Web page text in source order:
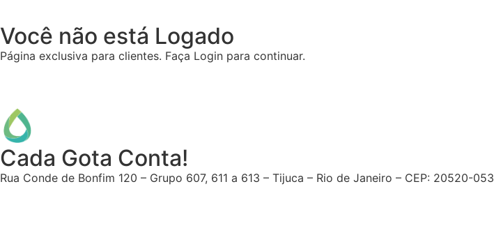
Você não está Logado
Página exclusiva para clientes. Faça Login para continuar.
Cada Gota Conta!
Rua Conde de Bonfim 120 – Grupo 607, 611 a 613 – Tijuca – Rio de Janeiro – CEP: 20520-053